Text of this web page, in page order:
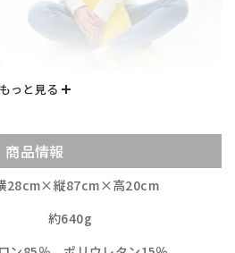
商品情報
28cm×縦87cm×高20cm
約640g